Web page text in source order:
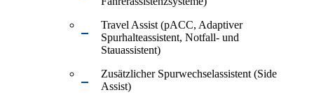
Travel Assist (pACC, Adaptiver
Spurhalteassistent, Notfall- und
Stauassistent)
Zusätzlicher Spurwechselassistent (Side
Assist)